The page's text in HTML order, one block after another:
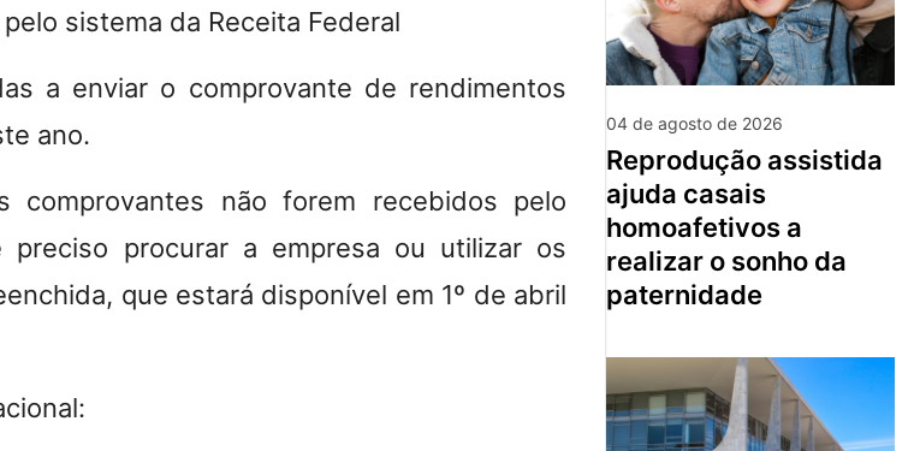
sistema da Receita Federal
a enviar o comprovante de rendimentos
ano.
não forem recebidos pelo
preciso procurar a empresa ou utilizar os
, que estará disponível em 1º de abril
04 de agosto de 2026
reprodução assistida
ajuda casais
homoafetivos a
realizar o sonho da
paternidade